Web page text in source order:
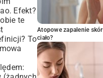
–
Efekt?
te
To
Atopowe zapalenie
ciało?